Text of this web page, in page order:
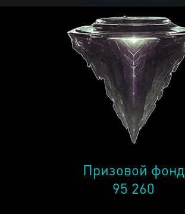
Призовой фонд
95 260